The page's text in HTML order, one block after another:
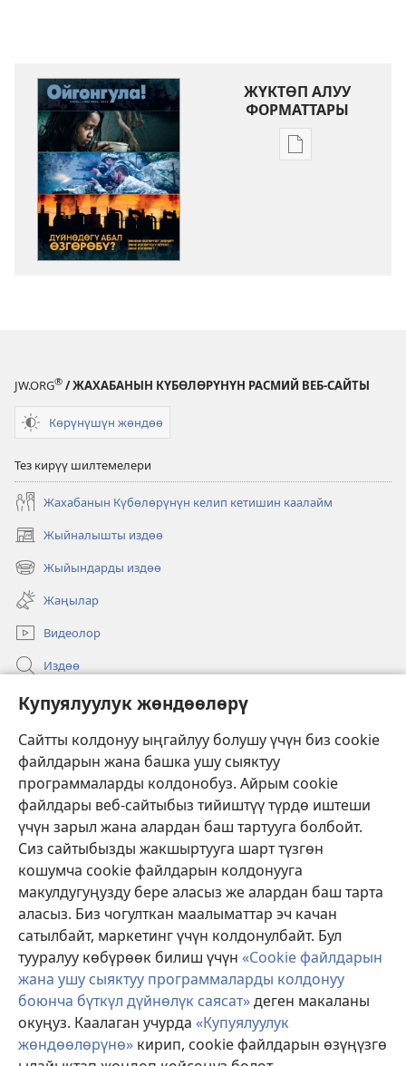
Купуялуулук жөндөөлөрү
Сайтты колдонуу ыңгайлуу болушу үчүн биз cookie
файлдарын жана башка ушу сыяктуу
программаларды колдонобуз. Айрым cookie
файлдары веб-сайтыбыз тийиштүү түрдө иштеши
үчүн зарыл жана алардан баш тартууга болбойт.
Сиз сайтыбызды жакшыртууга шарт түзгөн
кошумча cookie файлдарын колдонууга
макулдугуңузду бере аласыз же алардан баш тарта
аласыз. Биз чогулткан маалыматтар эч качан
сатылбайт, маркетинг үчүн колдонулбайт. Бул
тууралуу көбүрөөк билиш үчүн «Cookie файлдарын
жана ушу сыяктуу программаларды колдонуу
боюнча бүткүл дүйнөлүк саясат»деген макаланы
окуңуз. Каалаган учурда «Купуялуулук
жөндөөлөрүнө» кирип, cookie файлдарын өзүңүзгө
ЖҮКТӨП АЛУУ
ФОРМАТТАРЫ
Адабиятты
JW.ORG® / ЖАХАБАНЫН КҮБӨЛӨРҮНҮН РАСМИЙ ВЕБ-САЙТЫ
Көрүнүшүн жөндөө
Тез кирүү шилтемелери
Жахабанын Күбөлөрүнүн келип кетишин каалайм
Жыйналышты издөө
(жаңы
терезе
ачат)
Жыйындарды издөө
(жаңы
терезе
ачат)
Жаңылар
Видеолор
Издөө
Бийлик өкүлдөрү үчүн маалымат
Тартуулар
(жаңы
терезе
ачат)
ОНЛАЙН КИТЕПКАНА
(жаңы
терезе
ачат) JW Hub
(жаңы
терезе
ачат) JW Library
Watchtower Library
Copyright© 2026 Watch Tower Bible and Tract Society of Pennsylvania.
КОЛДОНУУ ШАРТТАРЫ
КУПУЯЛУУЛУК САЯСАТЫ